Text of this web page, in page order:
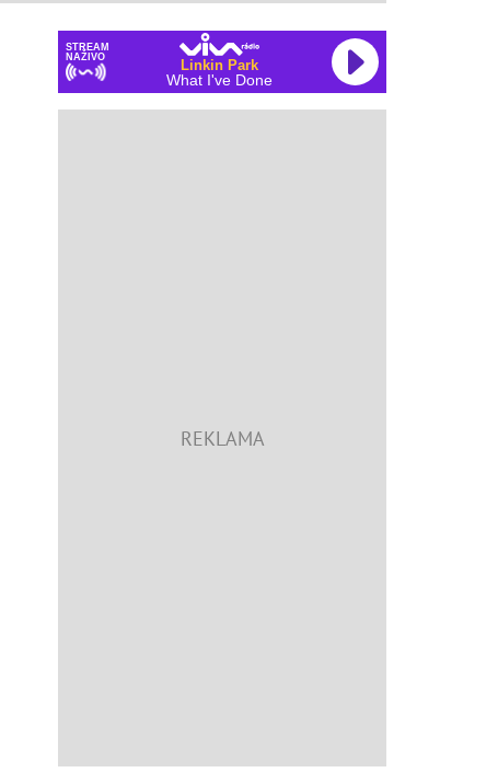
STREAM
NAŽIVO
Linkin Park
What I've Done